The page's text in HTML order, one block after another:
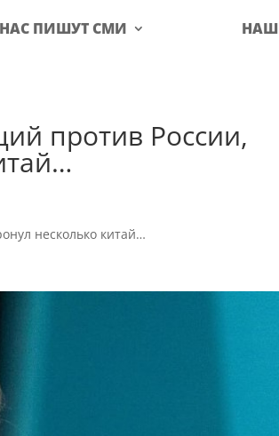
ПИШУТ СМИ
против России,